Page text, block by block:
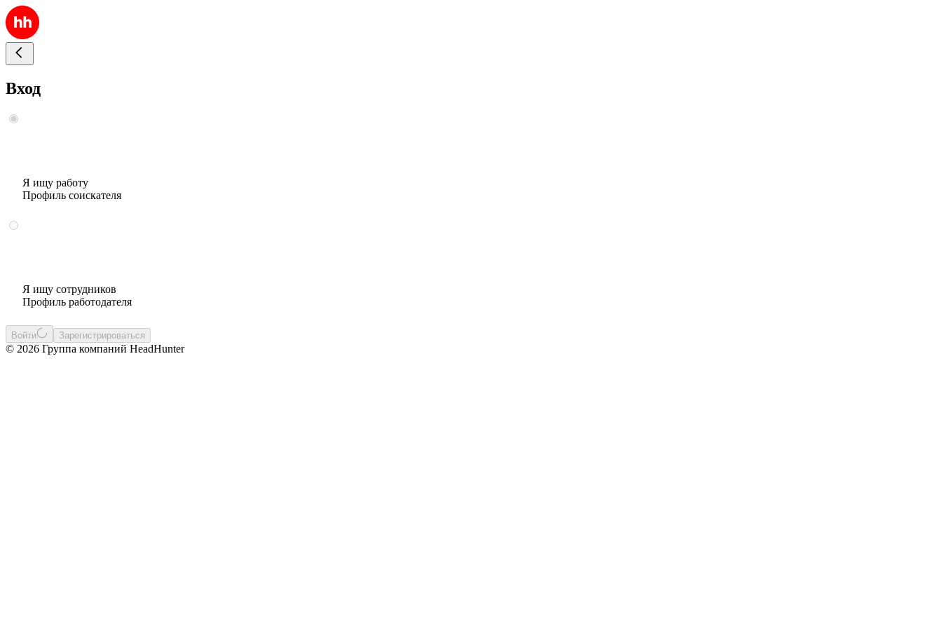
Вход
Я ищу работу
Профиль соискателя
Я ищу сотрудников
Профиль работодателя
Войти Зарегистрироваться
© 2026 Группа компаний HeadHunter